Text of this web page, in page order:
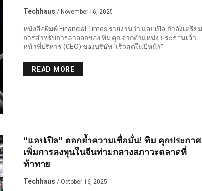
Techhaus / November 16, 2025
หนังสือพิมพ์ Financial Times รายงานว่า แอปเปิล กำลังเตรียม
การสำหรับการลาออกของ ทิม คุก จากตำแหน่ง ประธานเจ้า
หน้าที่บริหาร (CEO) ของบริษัท “เร็วสุดในปีหน้า”
READ MORE
“แอปเปิล” ตอกย้ำความเชื่อมั่น! ทิม คุกประกาศ
เพิ่มการลงทุนในจีนท่ามกลางสภาวะตลาดที่
ท้าทาย
Techhaus / October 16, 2025